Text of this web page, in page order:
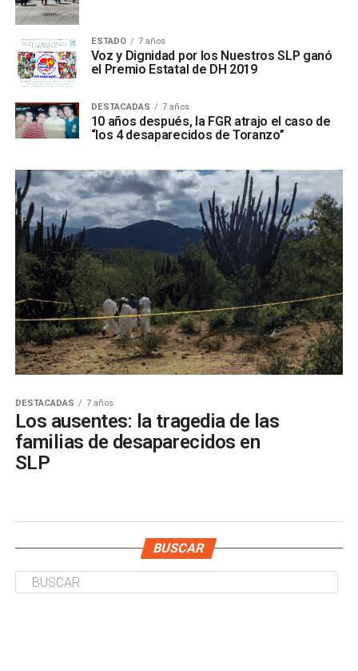
ESTADO 7 años
Voz y Dignidad por los Nuestros SLP ganó
el Premio Estatal de DH 2019
DESTACADAS 7 años
10 años después, la FGR atrajo el caso de
“los 4 desaparecidos de Toranzo”
DESTACADAS 7 años
Los ausentes: la tragedia de las
familias de desaparecidos en
SLP
BUSCAR